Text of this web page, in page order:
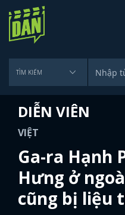
DIỄN VIÊN
VIỆT
Ga-ra Hạnh
Hưng ở
cũng bị liệu